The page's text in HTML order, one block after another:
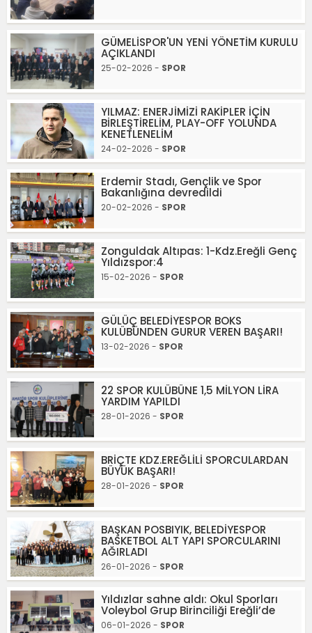
GÜMELİSPOR'UN YENİ YÖNETİM KURULU
AÇIKLANDI
25-02-2026 - SPOR
YILMAZ: ENERJİMİZİ RAKİPLER İÇİN
BİRLEŞTİRELİM, PLAY-OFF YOLUNDA
KENETLENELİM
24-02-2026 - SPOR
Erdemir Stadı, Gençlik ve Spor
Bakanlığına devredildi
20-02-2026 - SPOR
Zonguldak Altıpas: 1-Kdz.Ereğli Genç
Yıldızspor:4
15-02-2026 - SPOR
GÜLÜÇ BELEDİYESPOR BOKS
KULÜBÜNDEN GURUR VEREN BAŞARI!
13-02-2026 - SPOR
22 SPOR KULÜBÜNE 1,5 MİLYON LİRA
YARDIM YAPILDI
28-01-2026 - SPOR
BRİÇTE KDZ.EREĞLİLİ SPORCULARDAN
BÜYÜK BAŞARI!
28-01-2026 - SPOR
BAŞKAN POSBIYIK, BELEDİYESPOR
BASKETBOL ALT YAPI SPORCULARINI
AĞIRLADI
26-01-2026 - SPOR
Yıldızlar sahne aldı: Okul Sporları
Voleybol Grup Birinciliği Ereğli’de
06-01-2026 - SPOR